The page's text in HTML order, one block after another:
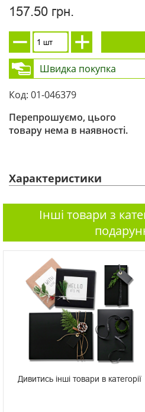
157.50 грн.
Швидка покупка
Код: 01-046379
Перепрошуємо, цього
товару нема в наявності.
Характеристики
Інші товари з
Дивитись інші товари в категорії